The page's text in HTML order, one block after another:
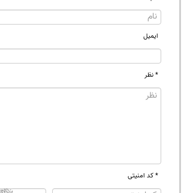
ایمیل
* نظر
* کد امنیتی